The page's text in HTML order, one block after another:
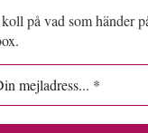
på vad som händer